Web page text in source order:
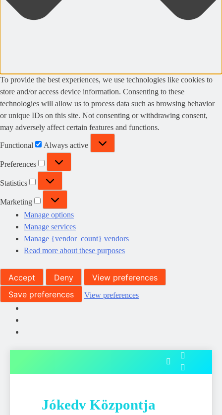
To provide the best experiences, we use technologies like cookies to
store and/or access device information. Consenting to these
technologies will allow us to process data such as browsing behavior
or unique IDs on this site. Not consenting or withdrawing consent,
may adversely affect certain features and functions.
Functional Always active
Preferences
Statistics
Marketing
Manage options
Manage services
Manage {vendor_count} vendors
Read more about these purposes
Accept Deny
View preferences
Save preferences
View preferences
Jókedv Központja